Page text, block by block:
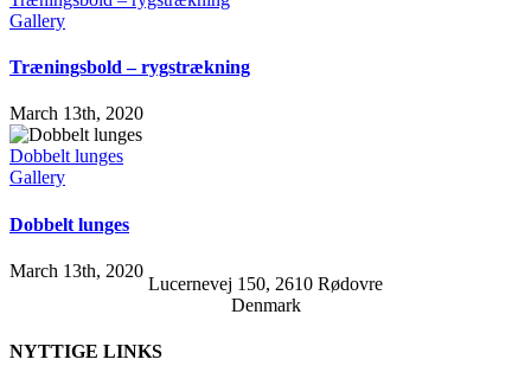
Gallery
Træningsbold – rygstrækning
March 13th, 2020
Dobbelt lunges
Gallery
Dobbelt lunges
March 13th, 2020
Lucernevej 150, 2610 Rødovre
Denmark
NYTTIGE LINKS